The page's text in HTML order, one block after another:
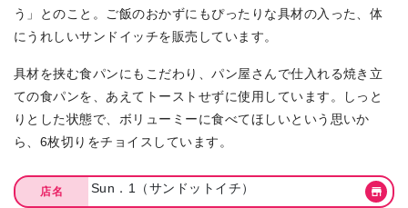
う」とのこと。ご飯のおかずにもぴったりな具材の入った、体
にうれしいサンドイッチを販売しています。
具材を挟む食パンにもこだわり、パン屋さんで仕入れる焼き立
ての食パンを、あえてトーストせずに使用しています。しっと
りとした状態で、ボリューミーに食べてほしいという思いか
ら、6枚切りをチョイスしています。
店名 Sun．1（サンドットイチ）